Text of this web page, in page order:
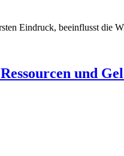
Eindruck, beeinflusst die
und